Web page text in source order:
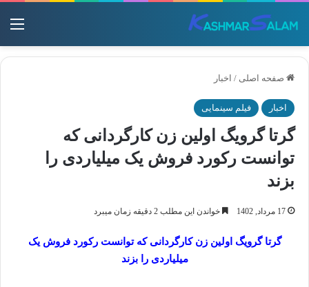
صفحه اصلی / اخبار
اخبار فیلم سینمایی
گرتا گرویگ اولین زن کارگردانی که
توانست رکورد فروش یک میلیاردی را
بزند
17 مرداد, 1402 خواندن این مطلب 2 دقیقه زمان میبرد
گرتا گرویگ اولین زن کارگردانی که توانست رکورد فروش یک
میلیاردی را بزند